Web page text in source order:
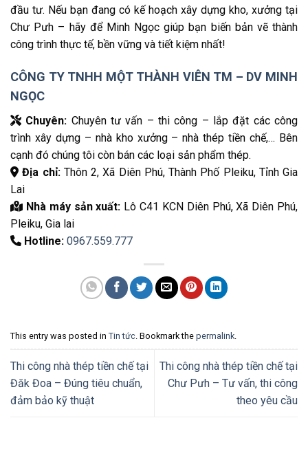
đầu tư. Nếu bạn đang có kế hoạch xây dựng kho, xưởng tại
Chư Pưh – hãy để Minh Ngọc giúp bạn biến bản vẽ thành
công trình thực tế, bền vững và tiết kiệm nhất!
CÔNG TY TNHH MỘT THÀNH VIÊN TM – DV MINH
NGỌC
Chuyên: Chuyên tư vấn – thi công – lắp đặt các công
trình xây dựng – nhà kho xưởng – nhà thép tiền chế,… Bên
cạnh đó chúng tôi còn bán các loại sản phẩm thép.
Địa chỉ:Thôn 2, Xã Diên Phú, Thành Phố Pleiku, Tỉnh Gia
Lai
Nhà máy sản xuất: Lô C41 KCN Diên Phú, Xã Diên Phú,
Pleiku, Gia lai
Hotline: 0967.559.777
This entry was posted in Tin tức . Bookmark the permalink
Thi công nhà thép tiền chế tại
Đăk Đoa – Đúng tiêu chuẩn,
đảm bảo kỹ thuật
Thi công nhà thép tiền chế tại
Chư Pưh – Tư vấn, thi công
theo yêu cầu